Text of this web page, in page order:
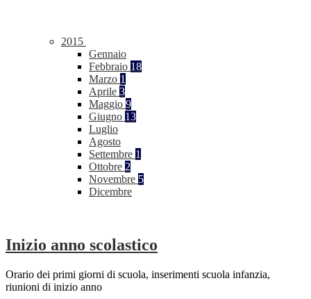
2015
Gennaio
Febbraio 18
Marzo 1
Aprile 3
Maggio 9
Giugno 13
Luglio
Agosto
Settembre 1
Ottobre 2
Novembre 5
Dicembre
Inizio anno scolastico
Orario dei primi giorni di scuola, inserimenti scuola infanzia,
riunioni di inizio anno